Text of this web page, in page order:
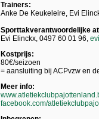
Trainers:
Anke De Keukeleire, Evi
Sporttakverantwoordelijke
Evi Elinckx, 0497 60 01 96,
Kostprijs:
80€/seizoen
= aansluiting bij ACPvzw en
Meer info:
facebook.com/